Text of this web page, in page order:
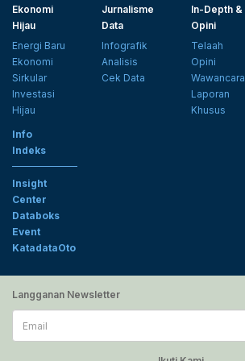
Ekonomi
Hijau
Energi Baru
Ekonomi
Sirkular
Investasi
Hijau
Jurnalisme
Data
Infografik
Analisis
Cek Data
In-Depth &
Opini
Telaah
Opini
Wawancara
Laporan
Khusus
Info
Indeks
Insight
Center
Databoks
Event
KatadataOto
Langganan Newsletter
Email